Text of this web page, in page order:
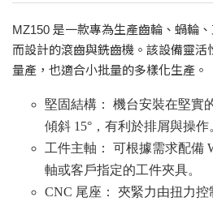
​MZ150 是一款專為生產齒輪、蝸輪
而設計的滾齒與銑齒機。該設備靈活
量產，也適合小批量的多樣化生產。
堅固結構： 機台安裝在堅實
傾斜 15°，有利於排屑與操作
工件主軸： 可根據需求配備
軸或客戶指定的工件夾具。
CNC 尾座： 夾緊力由扭力控